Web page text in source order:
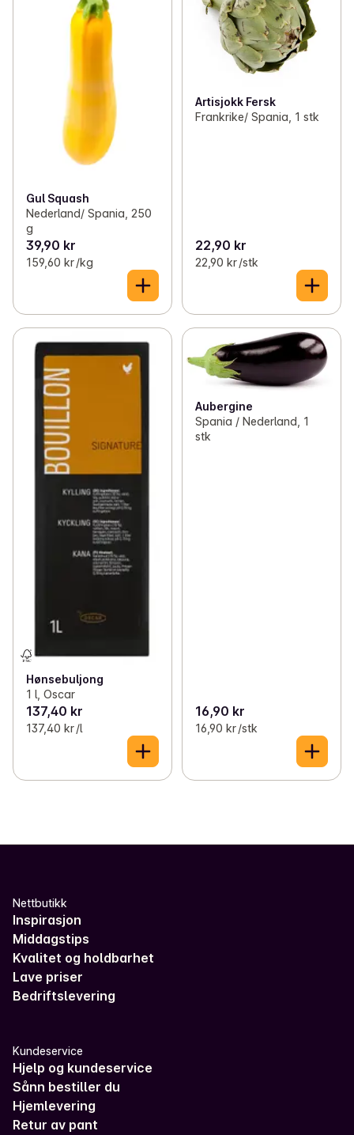
Gul Squash
Nederland/ Spania, 250
g
39,90 kr
159,60 kr /kg
Artisjokk Fersk
Frankrike/ Spania, 1 stk
22,90 kr
22,90 kr /stk
Hønsebuljong
1 l, Oscar
137,40 kr
137,40 kr /l
Aubergine
Spania / Nederland, 1
stk
16,90 kr
16,90 kr /stk
Nettbutikk
Inspirasjon
Middagstips
Kvalitet og holdbarhet
Lave priser
Bedriftslevering
Kundeservice
Hjelp og kundeservice
Sånn bestiller du
Hjemlevering
Retur av pant